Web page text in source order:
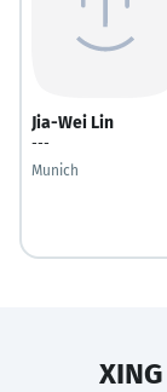
Jia-Wei Lin
---
Munich